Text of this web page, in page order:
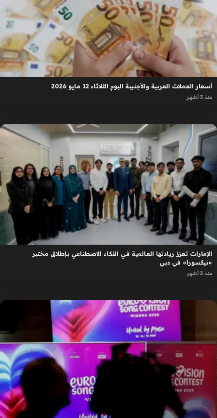
أسعار العملات العربية والأجنبية اليوم الثلاثاء 12 مايو 2026
منذ 3 أشهر
الإمارات تعزز ريادتها العالمية في الذكاء الاصطناعي بإطلاق مختبر
«نيكسورا» في دبي
منذ 3 أشهر